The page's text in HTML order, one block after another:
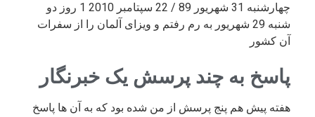
چهارشنبه 31 شهریور 89 / 22 سپتامبر 2010 1 روز دو
شنبه 29 شهریور به رم رفتم و ویزای آلمان را از سفرات
آن کشور
پاسخ به چند پرسش یک خبرنگار
هفته پیش هم پنج پرسش از من شده بود که به آن ها پاسخ